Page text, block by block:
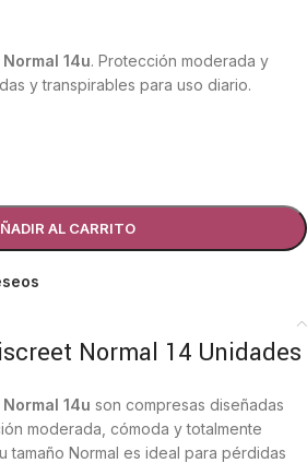
14u. Protección moderada y
y transpirables para uso diario.
AL CARRITO
Normal 14 Unidades
14u son compresas diseñadas
moderada, cómoda y totalmente
tamaño Normal es ideal para pérdidas